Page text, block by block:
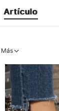
Artículo
Más